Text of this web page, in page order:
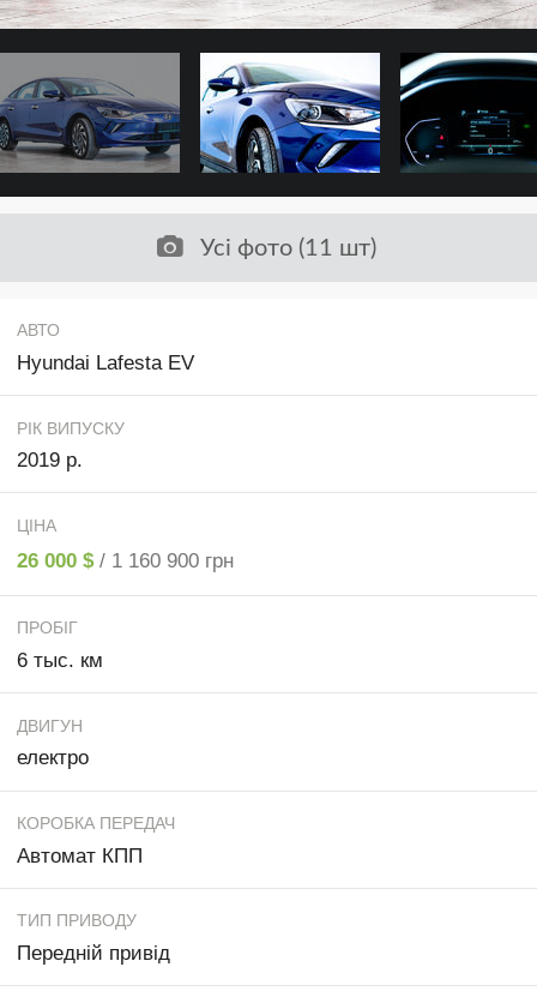
Усі фото (11 шт)
АВТО
Hyundai Lafesta EV
РІК ВИПУСКУ
2019 р.
ЦІНА
26 000 $ / 1 160 900 грн
ПРОБІГ
6 тыс. км
ДВИГУН
електро
КОРОБКА ПЕРЕДАЧ
Автомат КПП
ТИП ПРИВОДУ
Передній привід